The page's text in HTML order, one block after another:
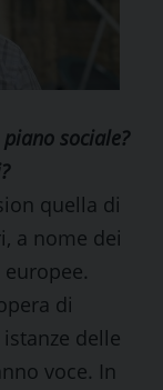
sociale?
quella di
a nome dei
di
delle
voce. In